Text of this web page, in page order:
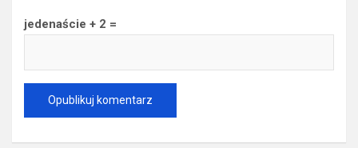
jedenaście + 2 =